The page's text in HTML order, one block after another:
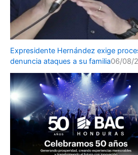
Expresidente Hernández exige
denuncia ataques a su familia06/08/